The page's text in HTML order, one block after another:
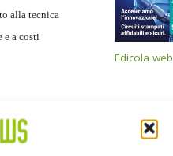
alla tecnica
e a costi
Edicola web